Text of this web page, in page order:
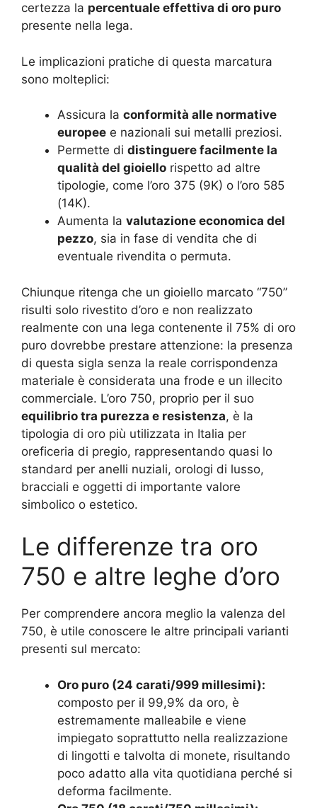
certezza la percentuale effettiva di oro puro
presente nella lega.
Le implicazioni pratiche di questa marcatura
sono molteplici:
Assicura la conformità alle normative
europee e nazionali sui metalli preziosi.
Permette di distinguere facilmente la
qualità del gioiello rispetto ad altre
tipologie, come l’oro 375 (9K) o l’oro 585
(14K).
Aumenta la valutazione economica del
pezzo, sia in fase di vendita che di
eventuale rivendita o permuta.
Chiunque ritenga che un gioiello marcato “750”
risulti solo rivestito d’oro e non realizzato
realmente con una lega contenente il 75% di oro
puro dovrebbe prestare attenzione: la presenza
di questa sigla senza la reale corrispondenza
materiale è considerata una frode e un illecito
commerciale. L’oro 750, proprio per il suo
equilibrio tra purezza e resistenza, è la
tipologia di oro più utilizzata in Italia per
oreficeria di pregio, rappresentando quasi lo
standard per anelli nuziali, orologi di lusso,
bracciali e oggetti di importante valore
simbolico o estetico.
Le differenze tra oro
750 e altre leghe d’oro
Per comprendere ancora meglio la valenza del
750, è utile conoscere le altre principali varianti
presenti sul mercato:
Oro puro (24 carati/999 millesimi):
composto per il 99,9% da oro, è
estremamente malleabile e viene
impiegato soprattutto nella realizzazione
di lingotti e talvolta di monete, risultando
poco adatto alla vita quotidiana perché si
deforma facilmente.